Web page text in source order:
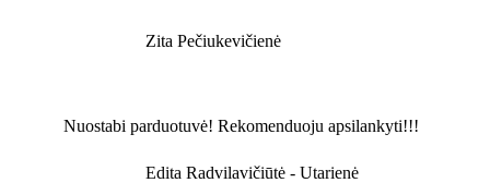
Zita Pečiukevičienė
Nuostabi parduotuvė! Rekomenduoju apsilankyti!!!
Edita Radvilavičiūtė - Utarienė